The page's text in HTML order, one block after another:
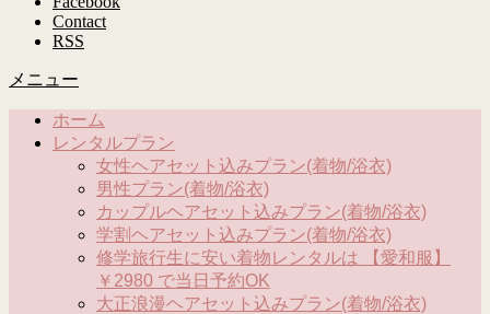
Contact
RSS
メニュー
ホーム
レンタルプラン
女性ヘアセット込みプラン(着物/浴衣)
男性プラン(着物/浴衣)
カップルヘアセット込みプラン(着物/浴衣)
学割ヘアセット込みプラン(着物/浴衣)
修学旅行生に安い着物レンタルは 【愛和服】
￥2980 で当日予約OK
大正浪漫ヘアセット込みプラン(着物/浴衣)